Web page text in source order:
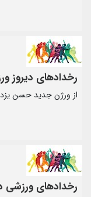
رخدادهای دیروز
از ورژن جدید حسن
رخدادهای ورزشی